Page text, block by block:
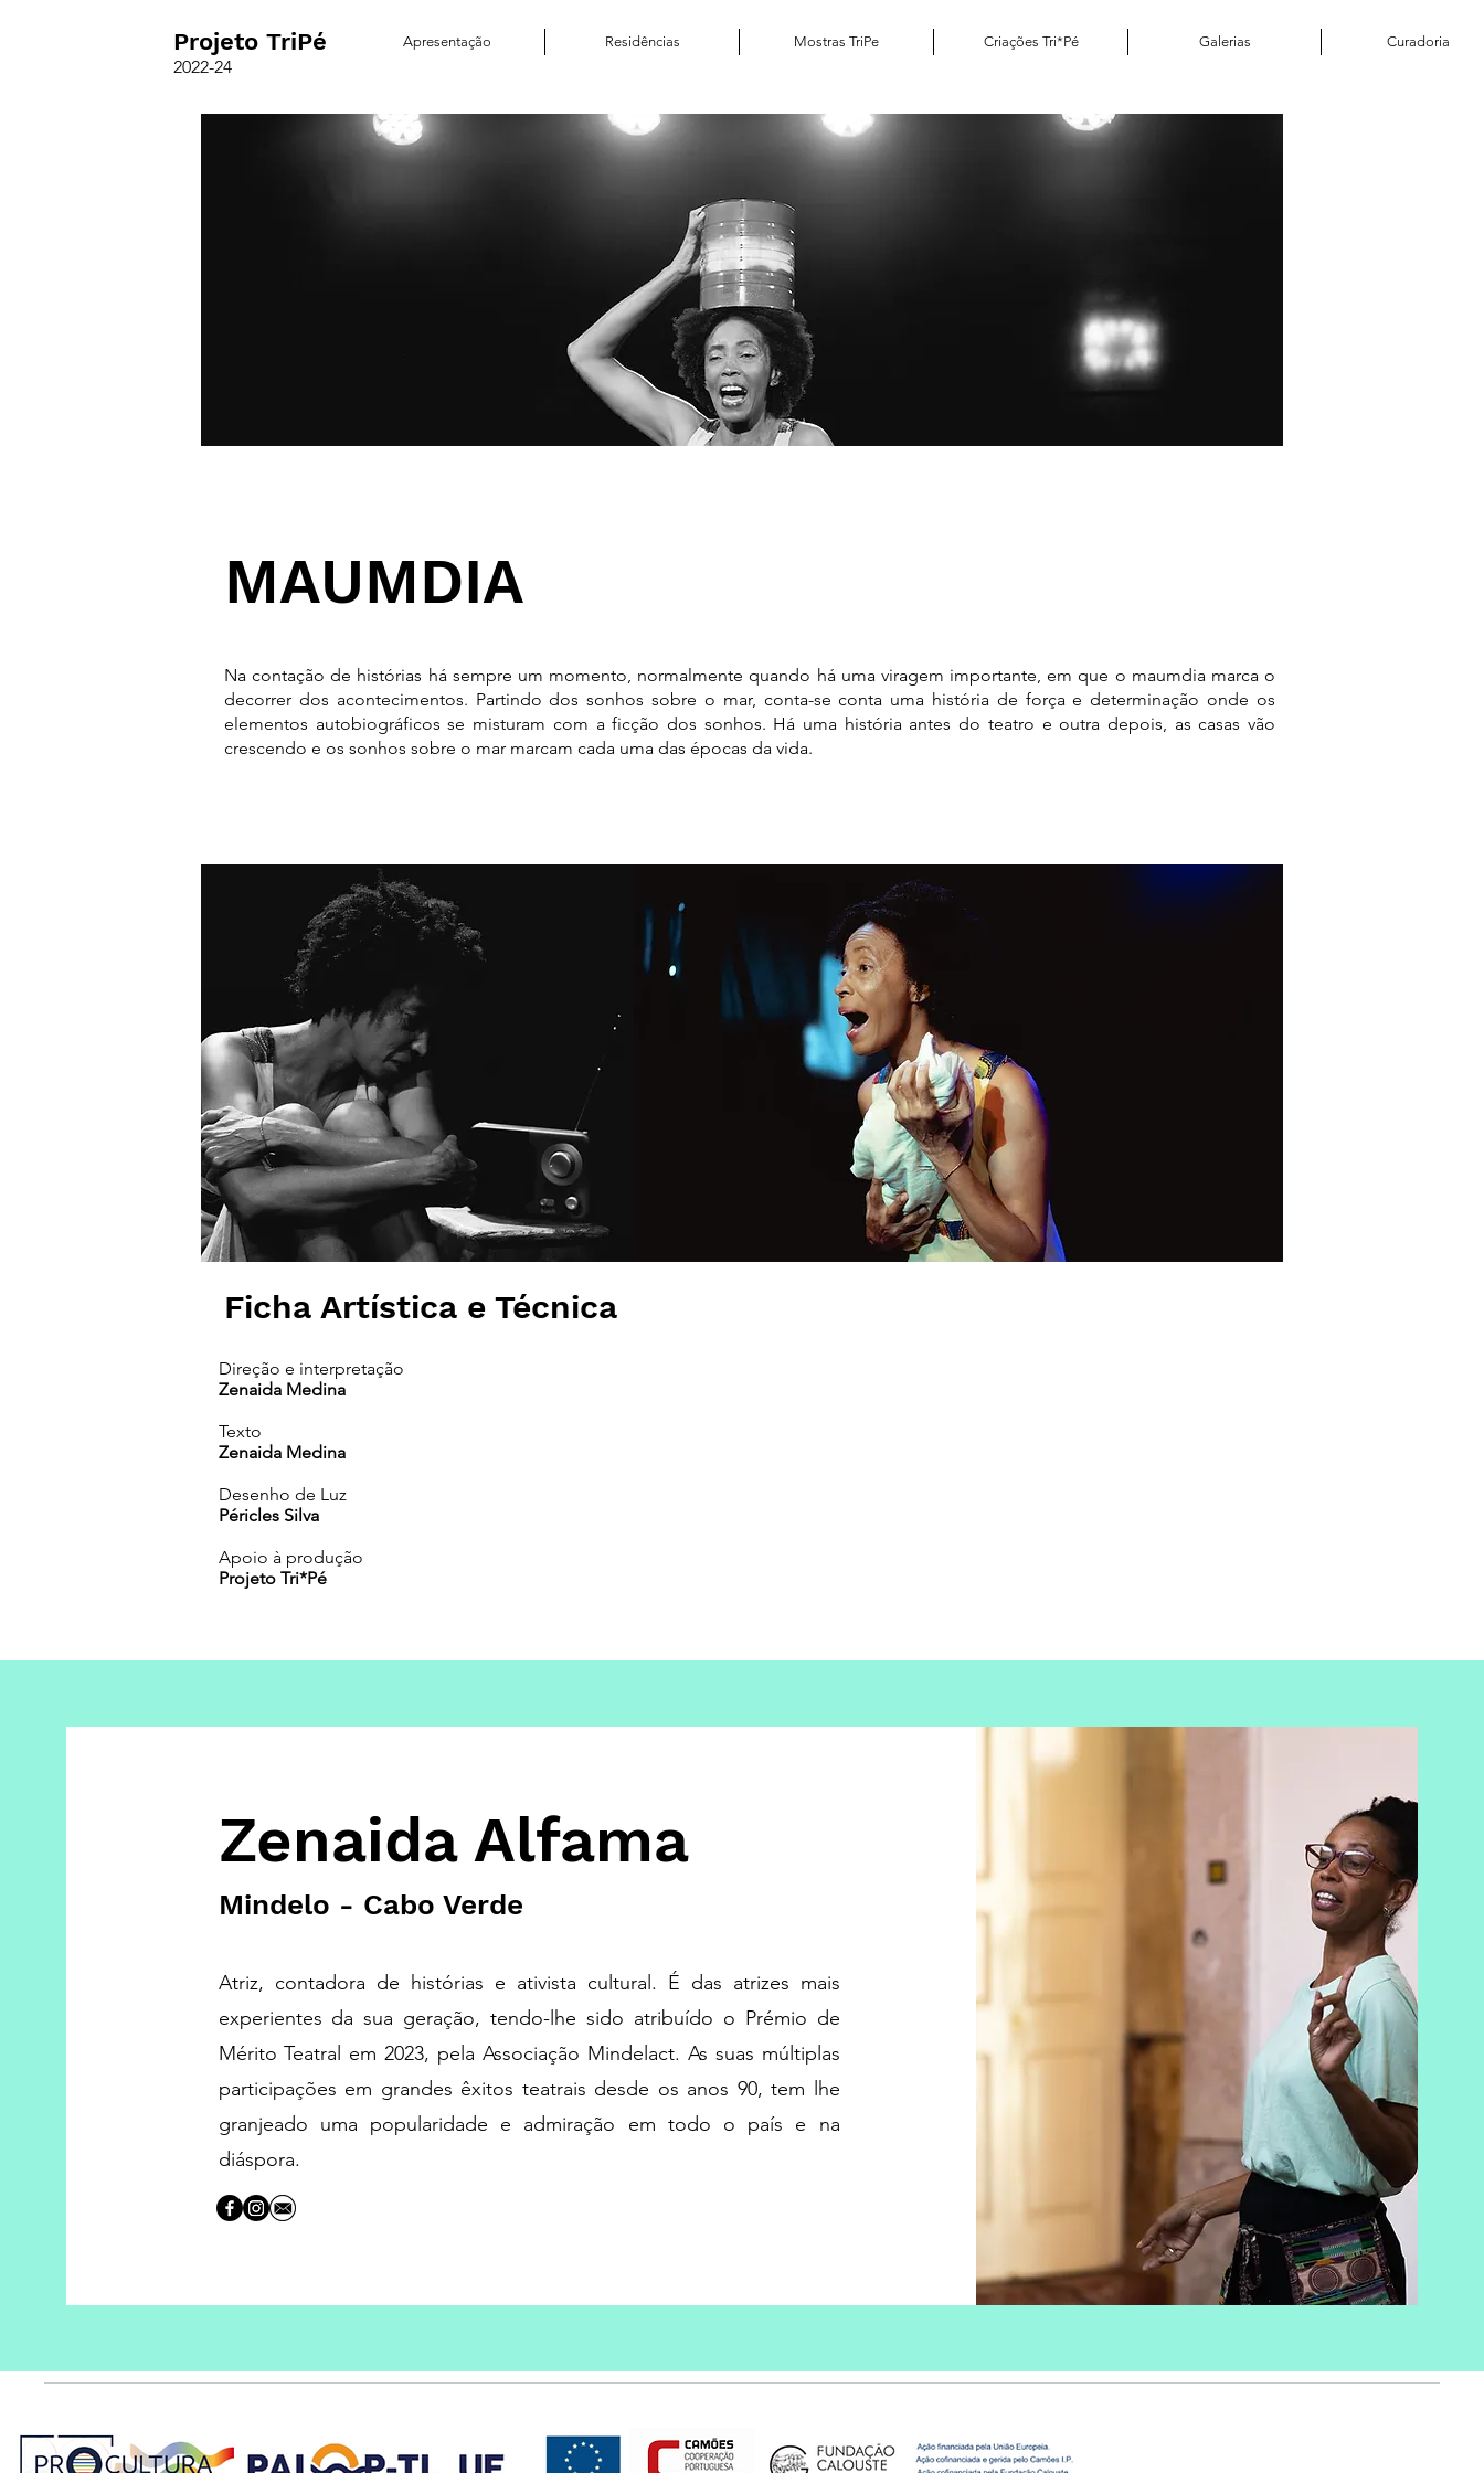
Projeto TriPé
2022-24
Apresentação Residências Mostras TriPe Criações Tri*Pé Galerias Curadoria
MAUMDIA
Na contação de histórias há sempre um momento, normalmente quando há uma viragem importante, em que o maumdia marca o
decorrer dos acontecimentos. Partindo dos sonhos sobre o mar, conta-se conta uma história de força e determinação onde os
elementos autobiográficos se misturam com a ficção dos sonhos. Há uma história antes do teatro e outra depois, as casas vão
crescendo e os sonhos sobre o mar marcam cada uma das épocas da vida.
Ficha Artística e Técnica
Direção e interpretação
Zenaida Medina
Texto
Zenaida Medina
Desenho de Luz
Péricles Silva
Apoio à produção
Projeto Tri*Pé
Zenaida Alfama
Mindelo - Cabo Verde
Atriz, contadora de histórias e ativista cultural. É das atrizes mais
experientes da sua geração, tendo-lhe sido atribuído o Prémio de
Mérito Teatral em 2023, pela Associação Mindelact. As suas múltiplas
participações em grandes êxitos teatrais desde os anos 90, tem lhe
granjeado uma popularidade e admiração em todo o país e na
diáspora.